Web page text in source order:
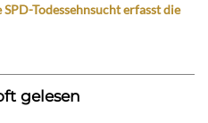
SPD-Todessehnsucht erfasst die
gelesen